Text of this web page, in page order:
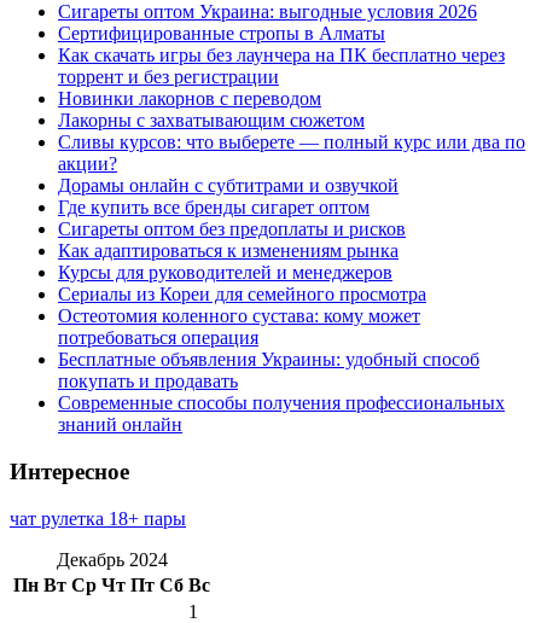
Сигареты оптом Украина: выгодные условия 2026
Сертифицированные стропы в Алматы
Как скачать игры без лаунчера на ПК бесплатно через
торрент и без регистрации
Новинки лакорнов с переводом
Лакорны с захватывающим сюжетом
Сливы курсов: что выберете — полный курс или два по
акции?
Дорамы онлайн с субтитрами и озвучкой
Где купить все бренды сигарет оптом
Сигареты оптом без предоплаты и рисков
Как адаптироваться к изменениям рынка
Курсы для руководителей и менеджеров
Сериалы из Кореи для семейного просмотра
Остеотомия коленного сустава: кому может
потребоваться операция
Бесплатные объявления Украины: удобный способ
покупать и продавать
Современные способы получения профессиональных
знаний онлайн
Интересное
чат рулетка 18+ пары
Декабрь 2024
Пн Вт Ср Чт Пт Сб Вс
1